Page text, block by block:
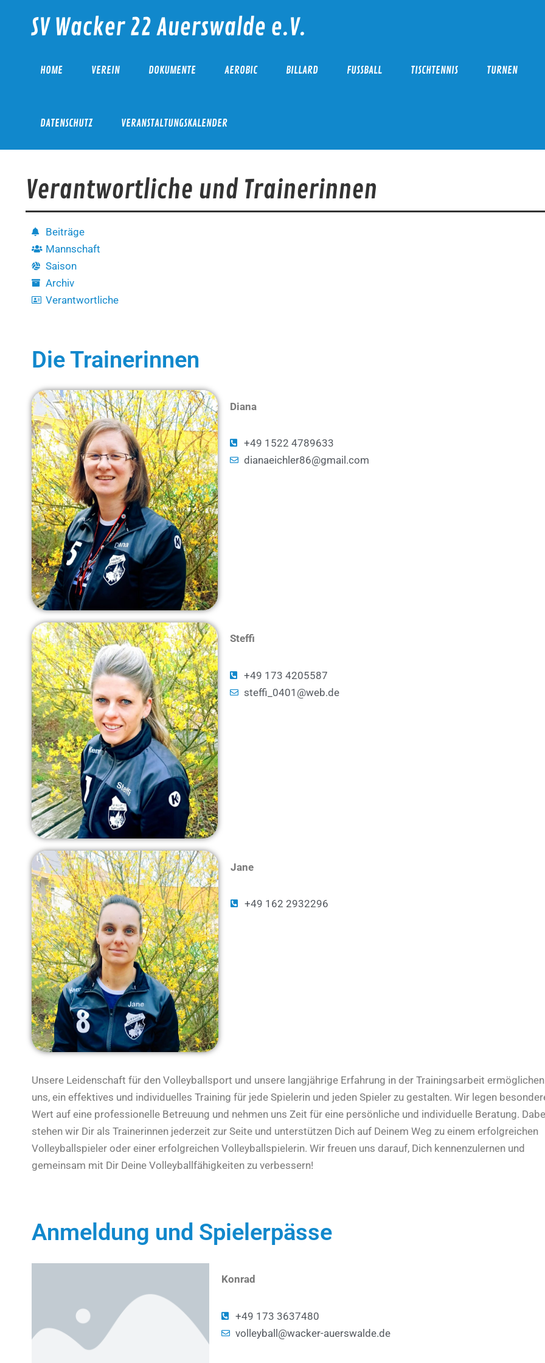
SV Wacker 22 Auerswalde e.V.
HOME VEREIN DOKUMENTE AEROBIC BILLARD FUSSBALL TISCHTENNIS TURNEN
DATENSCHUTZ VERANSTALTUNGSKALENDER
Verantwortliche und Trainerinnen
Beiträge
Mannschaft
Saison
Archiv
Verantwortliche
Die Trainerinnen
Diana
+49 1522 4789633
dianaeichler86@gmail.com
Steffi
+49 173 4205587
steffi_0401@web.de
Jane
+49 162 2932296
Unsere Leidenschaft für den Volleyballsport und unsere langjährige Erfahrung in der Trainingsarbeit
uns, ein effektives und individuelles Training für jede Spielerin und jeden Spieler zu gestalten. Wir legen
Wert auf eine professionelle Betreuung und nehmen uns Zeit für eine persönliche und individuelle Beratung.
stehen wir Dir als Trainerinnen jederzeit zur Seite und unterstützen Dich auf Deinem Weg zu einem erfolgreichen
Volleyballspieler oder einer erfolgreichen Volleyballspielerin. Wir freuen uns darauf, Dich kennenzulernen und
gemeinsam mit Dir Deine Volleyballfähigkeiten zu verbessern!
Anmeldung und Spielerpässe
Konrad
+49 173 3637480
volleyball@wacker-auerswalde.de